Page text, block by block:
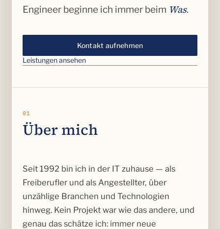
Engineer beginne ich immer beim Was.
Kontakt aufnehmen
Leistungen ansehen
01
Über mich
Seit 1992 bin ich in der IT zuhause — als
Freiberufler und als Angestellter, über
unzählige Branchen und Technologien
hinweg. Kein Projekt war wie das andere, und
genau das schätze ich: immer neue